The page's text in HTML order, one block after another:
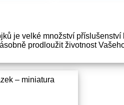
je velké množství
prodloužit životnost